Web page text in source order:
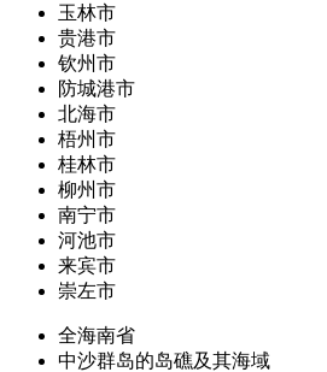
玉林市
贵港市
钦州市
防城港市
北海市
梧州市
桂林市
柳州市
南宁市
河池市
来宾市
崇左市
全海南省
中沙群岛的岛礁及其海域